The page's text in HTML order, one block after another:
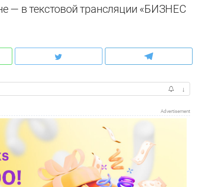
— в текстовой трансляции «БИЗНЕС
↓
Advertisement